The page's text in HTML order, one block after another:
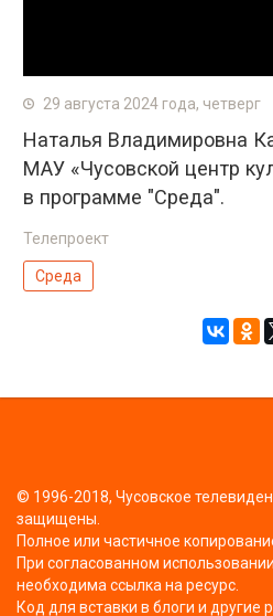
29 августа 2024 года, четверг
Наталья Владимировна
МАУ «Чусовской центр
в программе "Среда".
Телепроект
Среда
© 1996-2018, Чусовское
защищены.
Полное или частичное
При согласованном
необходима ссылка на ресурс.
Код для вставки в блоги и